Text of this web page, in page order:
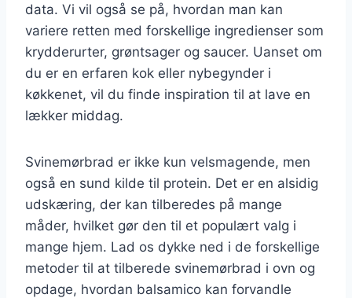
data. Vi vil også se på, hvordan man kan
variere retten med forskellige ingredienser som
krydderurter, grøntsager og saucer. Uanset om
du er en erfaren kok eller nybegynder i
køkkenet, vil du finde inspiration til at lave en
lækker middag.
Svinemørbrad er ikke kun velsmagende, men
også en sund kilde til protein. Det er en alsidig
udskæring, der kan tilberedes på mange
måder, hvilket gør den til et populært valg i
mange hjem. Lad os dykke ned i de forskellige
metoder til at tilberede svinemørbrad i ovn og
opdage, hvordan balsamico kan forvandle